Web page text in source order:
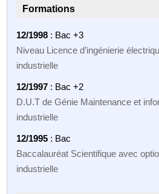
Formations
12/1998 : Bac +3
Niveau Licence d’ingénierie
industrielle
12/1997 : Bac +2
D.U.T de Génie Maintenance et
industrielle
12/1995 : Bac
Baccalauréat Scientifique avec
industrielle